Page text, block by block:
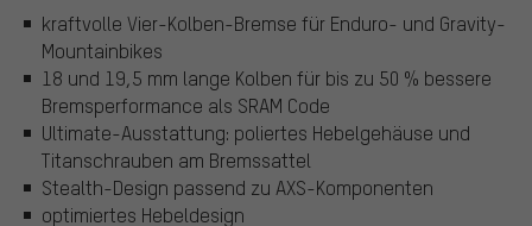
kraftvolle Vier-Kolben-Bremse für Enduro- und Gravity-
Mountainbikes
18 und 19,5 mm lange Kolben für bis zu 50 % bessere
Bremsperformance als SRAM Code
Ultimate-Ausstattung: poliertes Hebelgehäuse und
Titanschrauben am Bremssattel
Stealth-Design passend zu AXS-Komponenten
optimiertes Hebeldesign